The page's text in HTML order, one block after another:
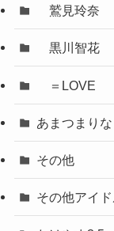
鷲見玲奈
黒川智花
＝LOVE
あまつまりな
その他
その他アイ